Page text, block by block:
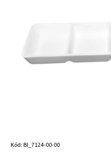
Kód:BI_7124-00-00